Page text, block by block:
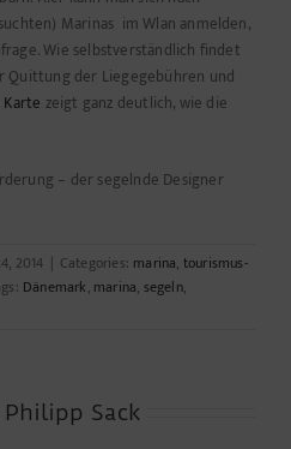
Marinas im Wlan anmelden,
Wie selbstverständlich findet
Quittung der Liegegebühren und
Karte zeigt ganz deutlich, wie die
– der segelnde Designer
2014 | Categories: marina, tourismus-
Dänemark, marina, segeln,
Philipp Sack